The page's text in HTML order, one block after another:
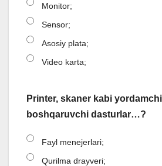
Monitor;
Sensor;
Asosiy plata;
Video karta;
Printer, skaner kabi
boshqaruvchi dasturlar…?
Fayl menejerlari;
Qurilma drayveri;